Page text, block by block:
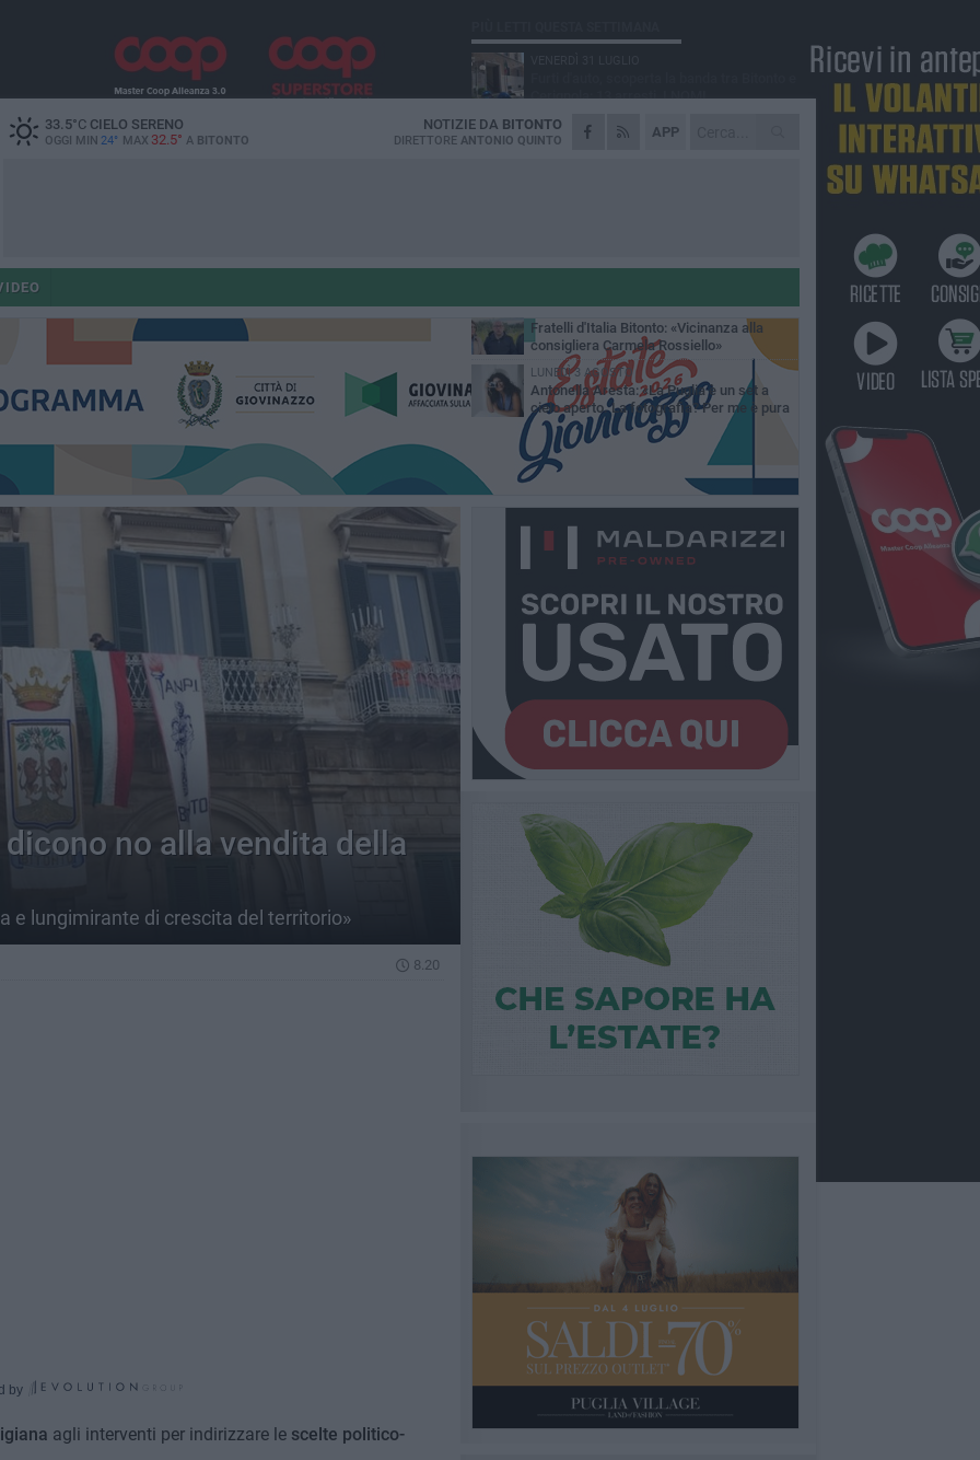
33.5°CCIELO SERENO
OGGI MIN 24° MAX 32.5° A BITONTO
APP
NOTIZIE DA BITONTO
DIRETTORE ANTONIO QUINTO
no alla vendita della
e lungimirante di crescita del territorio»
8.20
by
agli interventi per indirizzare le scelte politico-
Cerignola: 13 arresti, I NOMI
MARTEDÌ 4 AGOSTO
Armati di bastoni fuggono con l'incasso,
"Case a un euro", Comune chiama a
DOMENICA 2 AGOSTO
Fratelli d'Italia Bitonto: «Vicinanza alla
consigliera Carmela Rossiello»
LUNEDÌ 3 AGOSTO
Antonella Aresta: «La Puglia è un set a
cielo aperto. La fotografia? Per me è pura